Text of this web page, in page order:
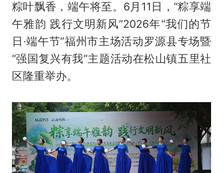
粽叶飘香，端午将至。6月11日，“粽享端
午雅韵 践行文明新风”2026年“我们的节
日·端午节”福州市主场活动罗源县专场暨
“强国复兴有我”主题活动在松山镇五里社
区隆重举办。